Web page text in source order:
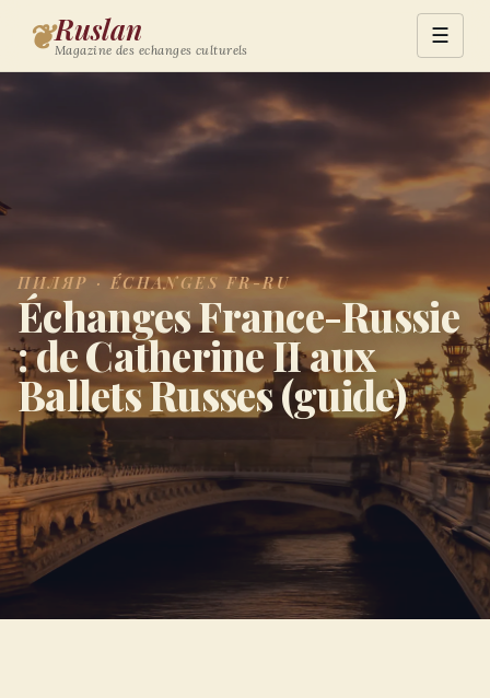
❦Ruslan
Magazine des echanges culturels
☰
ПИЛЯР · ÉCHANGES FR-RU
Échanges France-Russie
: de Catherine II aux
Ballets Russes (guide)